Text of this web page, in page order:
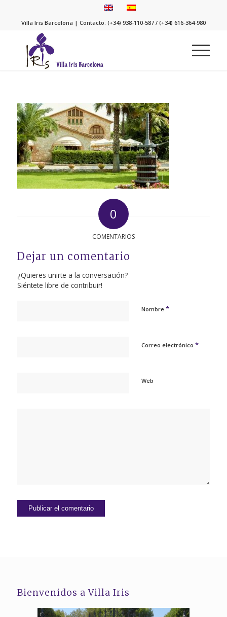
Villa Iris Barcelona | Contacto: (+34) 938-110-587 / (+34) 616-364-980
0
COMENTARIOS
Dejar un comentario
¿Quieres unirte a la conversación?
Siéntete libre de contribuir!
Nombre *
Correo electrónico *
Web
Bienvenidos a Villa Iris